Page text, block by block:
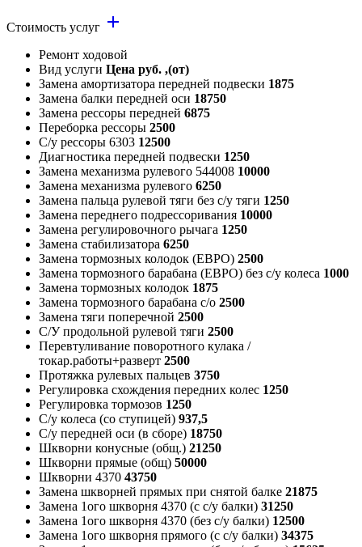
Стоимость услуг add
Ремонт ходовой
Вид услуги Цена руб. ,(от)
Замена амортизатора передней подвески 1875
Замена балки передней оси 18750
Замена рессоры передней 6875
Переборка рессоры 2500
С/у рессоры 6303 12500
Диагностика передней подвески 1250
Замена механизма рулевого 544008 10000
Замена механизма рулевого 6250
Замена пальца рулевой тяги без с/у тяги 1250
Замена переднего подрессоривания 10000
Замена регулировочного рычага 1250
Замена стабилизатора 6250
Замена тормозных колодок (ЕВРО) 2500
Замена тормозного барабана (ЕВРО) без с/у колеса 1000
Замена тормозных колодок 1875
Замена тормозного барабана с/о 2500
Замена тяги поперечной 2500
С/У продольной рулевой тяги 2500
Перевтуливание поворотного кулака /
токар.работы+разверт 2500
Протяжка рулевых пальцев 3750
Регулировка схождения передних колес 1250
Регулировка тормозов 1250
С/у колеса (со ступицей) 937,5
С/у передней оси (в сборе) 18750
Шкворни конусные (общ.) 21250
Шкворни прямые (общ) 50000
Шкворни 4370 43750
Замена шкворней прямых при снятой балке 21875
Замена 1ого шкворня 4370 (с с/у балки) 31250
Замена 1ого шкворня 4370 (без с/у балки) 12500
Замена 1ого шкворня прямого (с с/у балки) 34375